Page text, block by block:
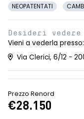
NEOPATENTATI
Desideri
Vieni a vederla presso:
Via Clerici, 6/12 -
Prezzo Renord
€28.150